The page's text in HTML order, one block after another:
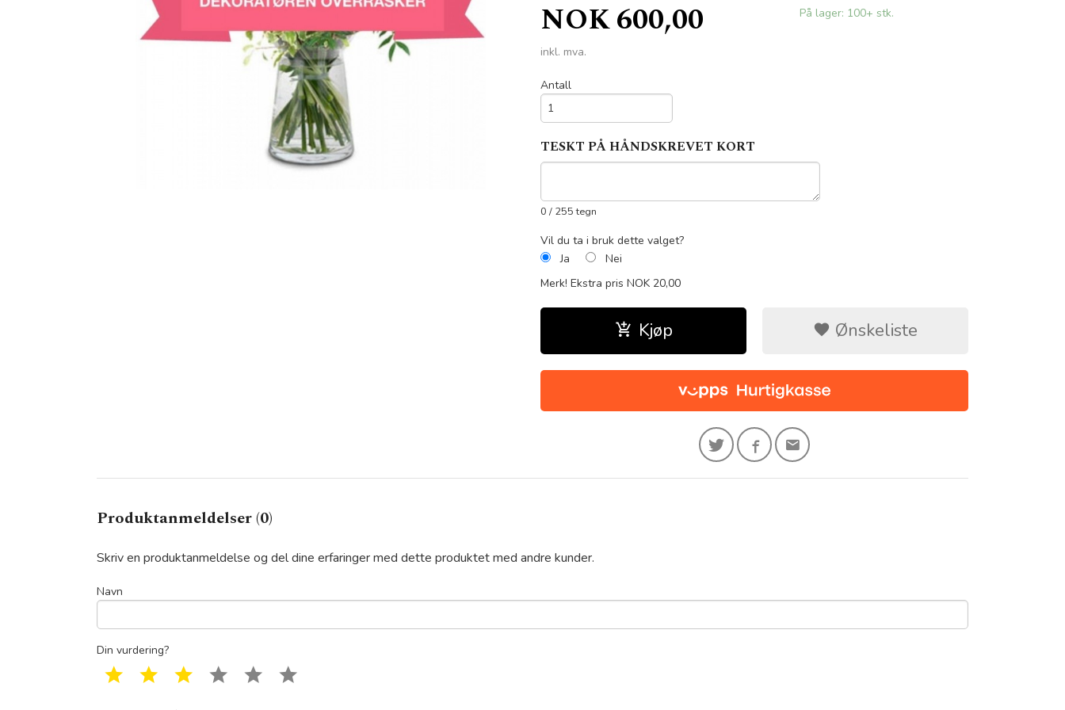
Pris
NOK600,00
inkl. mva.
På lager: 100+ stk.
Antall
TESKT PÅ HÅNDSKREVET KORT
0 / 255 tegn
Vil du ta i bruk dette valget?
Ja
Nei
Merk! Ekstra pris NOK 20,00
Kjøp Ønskeliste
Produktanmeldelser (0)
Skriv en produktanmeldelse og del dine erfaringer med dette produktet med andre kunder.
Navn
Din vurdering?
1 star 2 star 3 star 4 star 5 star